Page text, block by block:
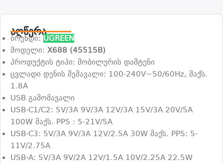
აღწერა
ბრენდი: UGREEN
მოდელი: X688 (45515B)
პროდუქტის ტიპი: მობილურის დამტენი
ცვლადი დენის შემავალი: 100-240V~50/60Hz, მაქს.
1.8A
USB გამომავალი
USB-C1/C2: 5V/3A 9V/3A 12V/3A 15V/3A 20V/5A
100W მაქს. PPS：5-21V/5A
USB-C3: 5V/3A 9V/3A 12V/2.5A 30W მაქს. PPS: 5-
11V/2.75A
USB-A: 5V/3A 9V/2A 12V/1.5A 10V/2.25A 22.5W